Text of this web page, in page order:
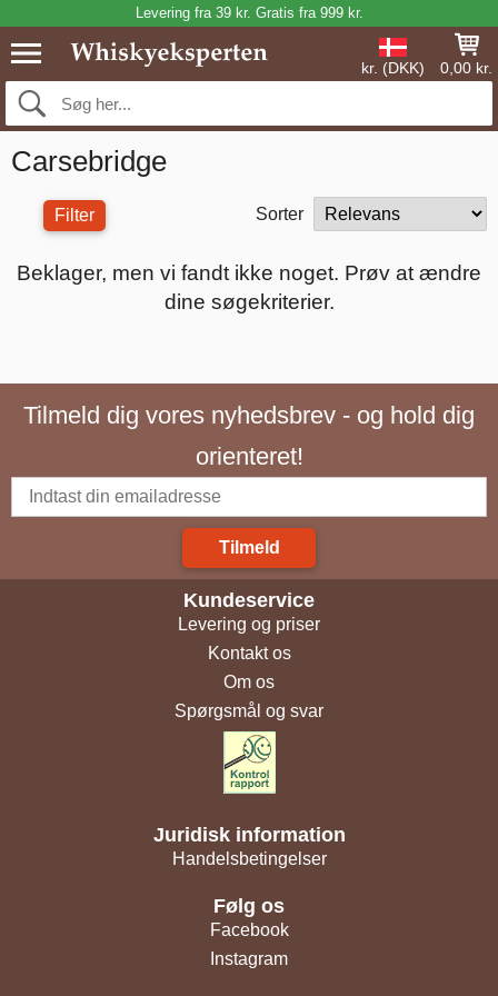
Levering fra 39 kr. Gratis fra 999 kr.
kr. (DKK) 0,00 kr.
Carsebridge
Filter Sorter
Beklager, men vi fandt ikke noget. Prøv at ændre
dine søgekriterier.
Tilmeld dig vores nyhedsbrev - og hold dig
orienteret!
Tilmeld
Kundeservice
Levering og priser
Kontakt os
Om os
Spørgsmål og svar
Juridisk information
Handelsbetingelser
Følg os
Facebook
Instagram